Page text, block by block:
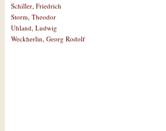
Schiller, Friedrich
Storm, Theodor
Uhland, Ludwig
Weckherlin, Georg Rodolf